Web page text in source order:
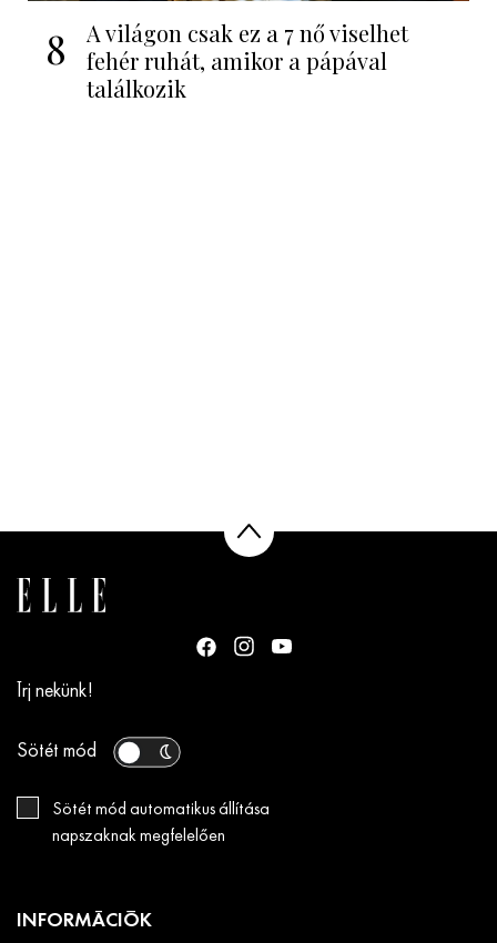
8
A világon csak ez a 7 nő viselhet
fehér ruhát, amikor a pápával
találkozik
Írj nekünk!
Sötét mód
Sötét mód automatikus állítása
napszaknak megfelelően
INFORMÁCIÓK